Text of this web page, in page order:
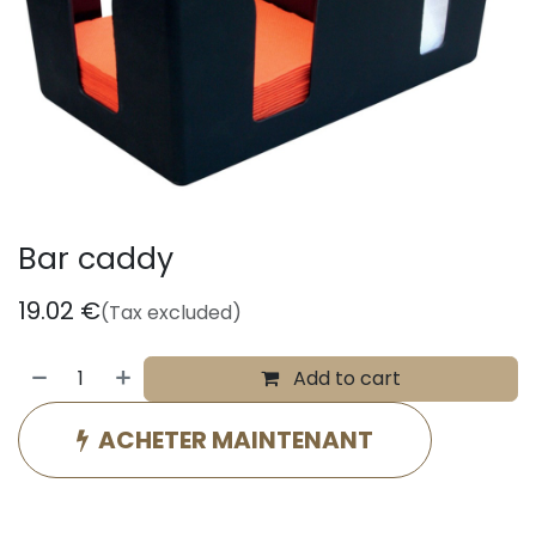
Bar caddy
19.02 €(Tax excluded)
Add to cart
ACHETER MAINTENANT